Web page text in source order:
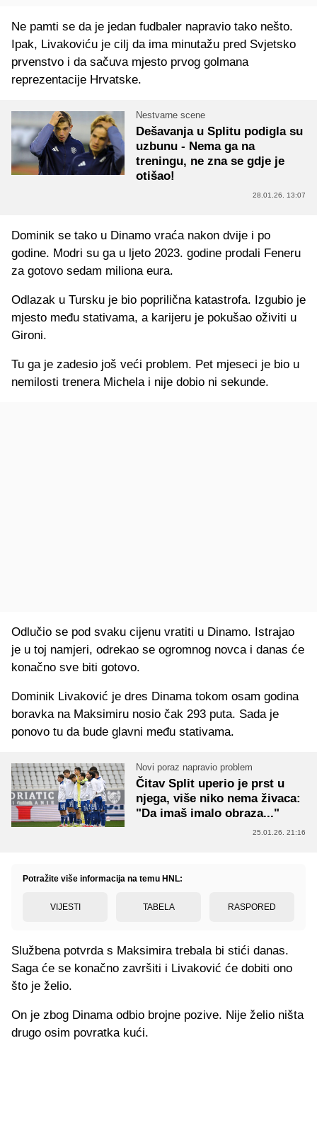
Ne pamti se da je jedan fudbaler napravio tako nešto.
Ipak, Livakoviću je cilj da ima minutažu pred Svjetsko
prvenstvo i da sačuva mjesto prvog golmana
reprezentacije Hrvatske.
Nestvarne scene
Dešavanja u Splitu podigla su
uzbunu - Nema ga na
treningu, ne zna se gdje je
otišao!
28.01.26. 13:07
Dominik se tako u Dinamo vraća nakon dvije i po
godine. Modri su ga u ljeto 2023. godine prodali Feneru
za gotovo sedam miliona eura.
Odlazak u Tursku je bio poprilična katastrofa. Izgubio je
mjesto među stativama, a karijeru je pokušao oživiti u
Gironi.
Tu ga je zadesio još veći problem. Pet mjeseci je bio u
nemilosti trenera Michela i nije dobio ni sekunde.
Odlučio se pod svaku cijenu vratiti u Dinamo. Istrajao
je u toj namjeri, odrekao se ogromnog novca i danas će
konačno sve biti gotovo.
Dominik Livaković je dres Dinama tokom osam godina
boravka na Maksimiru nosio čak 293 puta. Sada je
ponovo tu da bude glavni među stativama.
Novi poraz napravio problem
Čitav Split uperio je prst u
njega, više niko nema živaca:
"Da imaš imalo obraza..."
25.01.26. 21:16
Potražite više informacija na temu HNL:
VIJESTI TABELA RASPORED
Službena potvrda s Maksimira trebala bi stići danas.
Saga će se konačno završiti i Livaković će dobiti ono
što je želio.
On je zbog Dinama odbio brojne pozive. Nije želio ništa
drugo osim povratka kući.